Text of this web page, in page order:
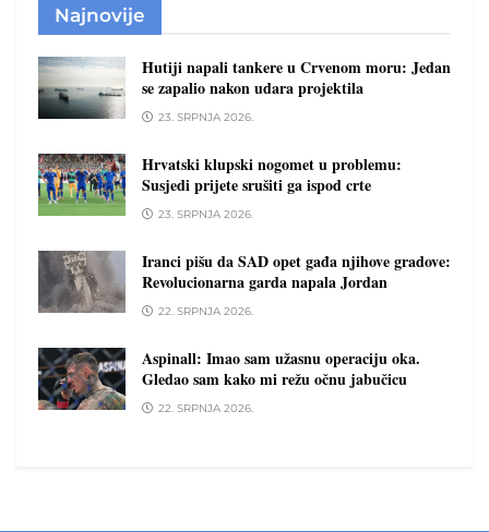
Najnovije
Hutiji napali tankere u Crvenom moru: Jedan
se zapalio nakon udara projektila
23. SRPNJA 2026.
Hrvatski klupski nogomet u problemu:
Susjedi prijete srušiti ga ispod crte
23. SRPNJA 2026.
Iranci pišu da SAD opet gađa njihove gradove:
Revolucionarna garda napala Jordan
22. SRPNJA 2026.
Aspinall: Imao sam užasnu operaciju oka.
Gledao sam kako mi režu očnu jabučicu
22. SRPNJA 2026.